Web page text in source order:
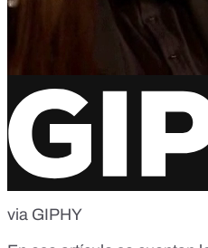
via GIPHY